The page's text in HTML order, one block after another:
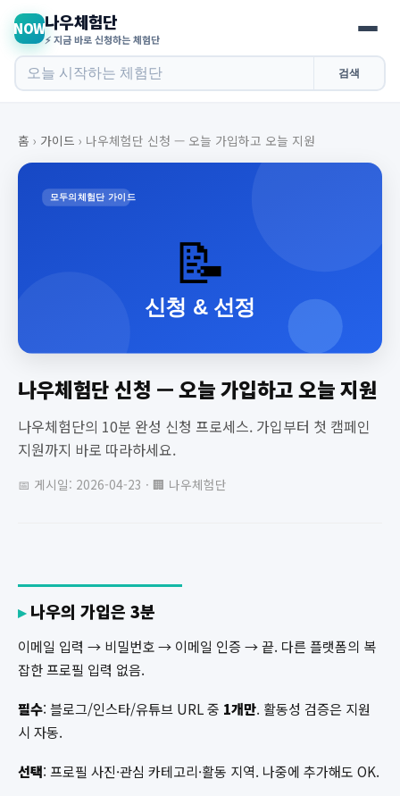
NOW나우체험단
⚡ 지금 바로 신청하는 체험단
검색
홈 › 가이드 › 나우체험단 신청 — 오늘 가입하고 오늘 지원
나우체험단 신청 — 오늘 가입하고 오늘 지원
나우체험단의 10분 완성 신청 프로세스. 가입부터 첫 캠페인
지원까지 바로 따라하세요.
📅 게시일: 2026-04-23 · 🏢 나우체험단
나우의 가입은 3분
이메일 입력 → 비밀번호 → 이메일 인증 → 끝. 다른 플랫폼의 복
잡한 프로필 입력 없음.
필수: 블로그/인스타/유튜브 URL 중 1개만. 활동성 검증은 지원
시 자동.
선택: 프로필 사진·관심 카테고리·활동 지역. 나중에 추가해도 OK.